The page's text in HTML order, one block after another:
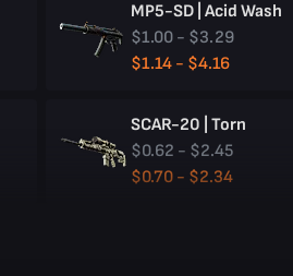
MP5-SD | Acid Wash
$1.00 - $3.29
$1.14 - $4.16
SCAR-20 | Torn
$0.62 - $2.45
$0.70 - $2.34